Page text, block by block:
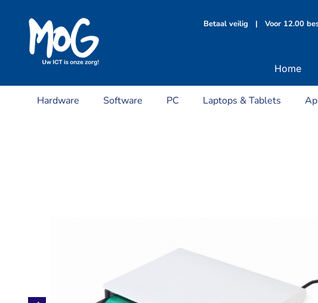
Betaal veilig | Voor 12.00
Home
Hardware Software PC Laptops & Tablets